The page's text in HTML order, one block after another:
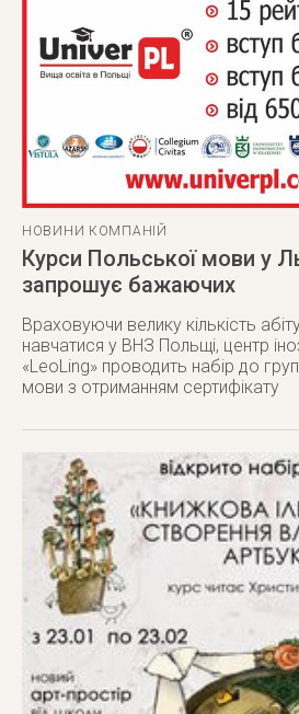
НОВИНИ КОМПАНІЙ
Курси Польської мови у
запрошує бажаючих
Враховуючи велику кількість
навчатися у ВНЗ Польщі, центр
«LeoLing» проводить набір до
мови з отриманням сертифікату